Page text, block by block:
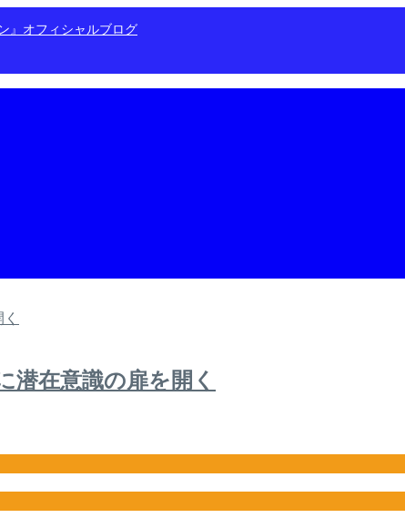
』オフィシャルブログ
潜在意識の扉を開く